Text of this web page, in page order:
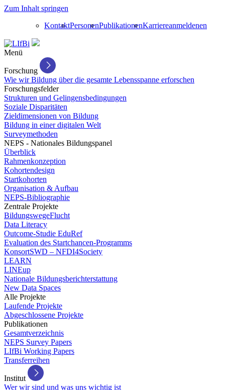
Zum Inhalt springen
KontaktPersonenPublikationenKarriereanmeldenen
Menü
Forschung
Wie wir Bildung über die gesamte Lebensspanne erforschen
Forschungsfelder
Strukturen und Gelingensbedingungen
Soziale Disparitäten
Zieldimensionen von Bildung
Bildung in einer digitalen Welt
Surveymethoden
NEPS - Nationales Bildungspanel
Überblick
Rahmenkonzeption
Kohortendesign
Startkohorten
Organisation & Aufbau
NEPS-Bibliographie
Zentrale Projekte
BildungswegeFlucht
Data Literacy
Outcome-Studie EduRef
Evaluation des Startchancen-Programms
KonsortSWD – NFDI4Society
LEARN
LINEup
Nationale Bildungsberichterstattung
New Data Spaces
Alle Projekte
Laufende Projekte
Abgeschlossene Projekte
Publikationen
Gesamtverzeichnis
NEPS Survey Papers
LIfBi Working Papers
Transferreihen
Institut
Wer wir sind und was uns wichtig ist